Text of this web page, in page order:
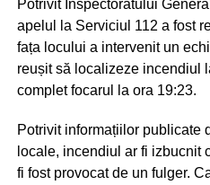
Potrivit Inspectoratului
apelul la Serviciul 112 a fost
fața locului a intervenit un
reușit să localizeze incendiul
complet focarul la ora 19:23.
Potrivit informațiilor publicate
locale, incendiul ar fi izbucnit
fi fost provocat de un fulger.